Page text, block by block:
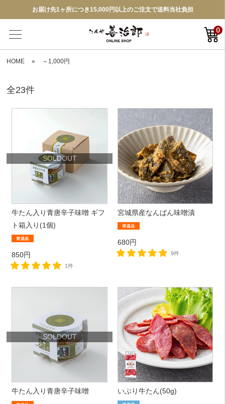
お届け先1ヶ所につき15,000円以上のご注文で送料当社負担
0
HOME » ～1,000円
全23件
SOLDOUT
牛たん入り青唐辛子味噌 ギフ
ト箱入り(1個)
850円
1件
宮城県産なんばん味噌漬
680円
9件
SOLDOUT
牛たん入り青唐辛子味噌 いぶり牛たん(50g)